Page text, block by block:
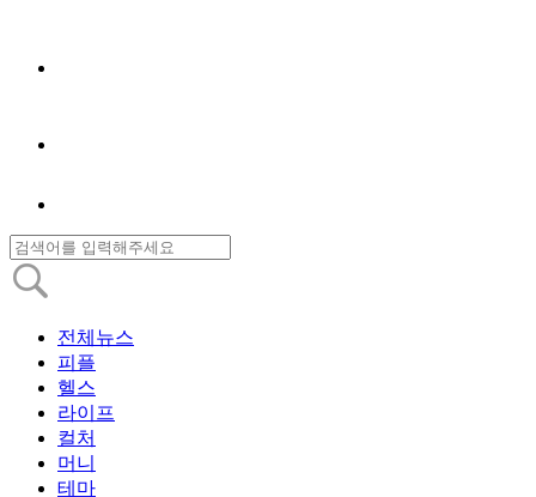
전체뉴스
피플
헬스
라이프
컬처
머니
테마